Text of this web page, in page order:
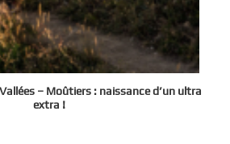
– Moûtiers : naissance d’un ultra
extra !